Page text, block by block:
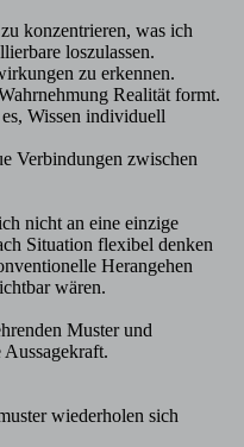
konzentrieren, was ich
loszulassen.
zu erkennen.
Realität formt.
Wissen individuell
Verbindungen zwischen
nicht an eine einzige
Situation flexibel denken
Herangehen
wären.
Muster und
wiederholen sich